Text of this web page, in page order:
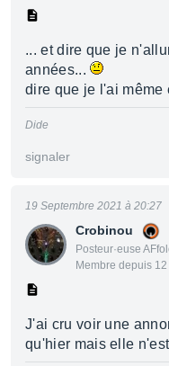
... et dire que je
années...
dire que je l'ai
Dide
signaler
Crobinou
Posteur·euse
Membre depuis
19 Septembre 2021 à 20:27
J'ai cru voir une
qu'hier mais elle